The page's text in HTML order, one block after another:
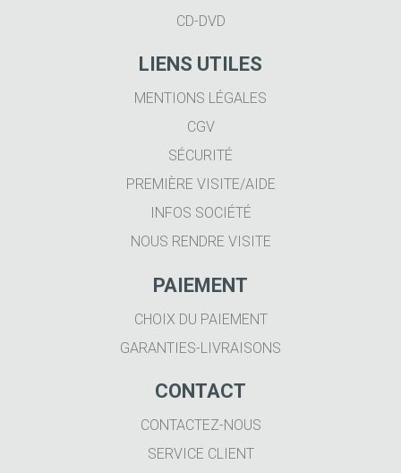
CD-DVD
LIENS UTILES
MENTIONS LÉGALES
CGV
SÉCURITÉ
PREMIÈRE VISITE/AIDE
INFOS SOCIÉTÉ
NOUS RENDRE VISITE
PAIEMENT
CHOIX DU PAIEMENT
GARANTIES-LIVRAISONS
CONTACT
CONTACTEZ-NOUS
SERVICE CLIENT